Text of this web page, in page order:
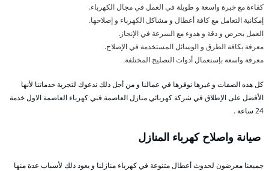
كفاءة مع خبرة واسعة و طويلة في العمل في مجال الكهرباء.
إمكانية التعامل مع كافة أعطال و مشاكل الكهرباء و إصلاحها.
العمل بحرص و دقة و هدوء مع السرعة في الإنجاز.
معرفة بكافة الطرق و الوسائل المستخدمة في الإصلاح.
معرفة واسعة بإستعمال أدوات التصليح المختلفة.
كل هذه الصفات و غيرها نوفرها في عمالنا و من أجل ذلك ندعوك لتجربة خدماتنا لأنها
الأفضل على الإطلاق في شركة كهربائي منازل العاصمة فني كهرباء العاصمة الاول خدمة
24 ساعة .
صيانة واصلاح كهرباء المنازل
جميعنا معرضون لحدوث أعطال متنوعة في كهرباء منازلنا و يعود ذلك لأسباب عدة منها